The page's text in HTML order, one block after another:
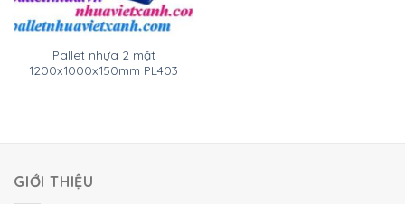
Pallet nhựa 2 mặt
1200x1000x150mm PL403
GIỚI THIỆU